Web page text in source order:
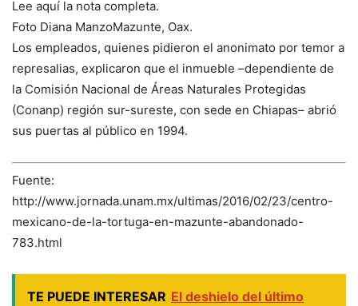
Lee aquí la nota completa.
Foto Diana ManzoMazunte, Oax.
Los empleados, quienes pidieron el anonimato por temor a
represalias, explicaron que el inmueble –dependiente de
la Comisión Nacional de Áreas Naturales Protegidas
(Conanp) región sur-sureste, con sede en Chiapas– abrió
sus puertas al público en 1994.
Fuente:
http://www.jornada.unam.mx/ultimas/2016/02/23/centro-
mexicano-de-la-tortuga-en-mazunte-abandonado-
783.html
TE PUEDE INTERESAR El deshielo del último